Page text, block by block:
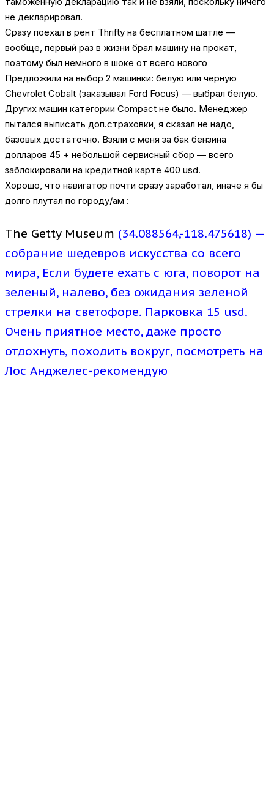
не декларировал.
Сразу поехал в рент Thrifty на бесплатном шатле —
вообще, первый раз в жизни брал машину на прокат,
поэтому был немного в шоке от всего нового
Предложили на выбор 2 машинки: белую или черную
Chevrolet Cobalt (заказывал Ford Focus) — выбрал белую.
Других машин категории Compact не было. Менеджер
пытался выписать доп.страховки, я сказал не надо,
базовых достаточно. Взяли с меня за бак бензина
долларов 45 + небольшой сервисный сбор — всего
заблокировали на кредитной карте 400 usd.
Хорошо, что навигатор почти сразу заработал, иначе я бы
долго плутал по городу/ам :
The Getty Museum (34.088564,-118.475618) —
собрание шедевров искусства со всего
мира, Если будете ехать с юга, поворот на
зеленый, налево, без ожидания зеленой
стрелки на светофоре. Парковка 15 usd.
Очень приятное место, даже просто
отдохнуть, походить вокруг, посмотреть на
Лос Анджелес-рекомендую